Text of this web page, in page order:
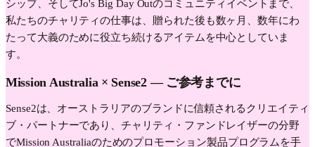
シップ、そしてJo's Big Day Outのコミュニティイベントまで、
私たちのチャリティの仕事は、贈られた後も数ヶ月、数年にわ
たって大義のために役立ち続けるアイテムを中心としていま
す。
Mission Australia × Sense2 — ご参考までに
Sense2は、オーストラリアのブランドに信頼されるクリエイティ
ブ・パートナーであり、チャリティ・ファンドレイザーの分野
でMission Australiaのためのプロモーション製品プログラムを手